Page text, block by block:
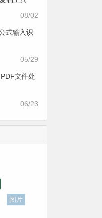
08/02
式输入识
05/29
文件处
06/23
图片